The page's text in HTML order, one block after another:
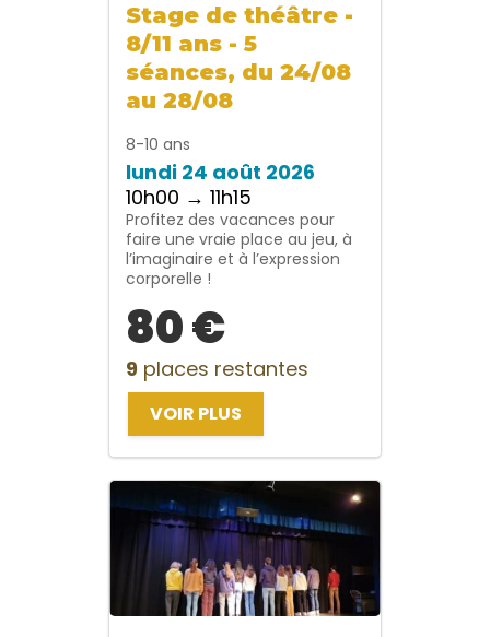
Stage de théâtre -
8/11 ans - 5
séances, du 24/08
au 28/08
8-10 ans
lundi 24 août 2026
10h00 → 11h15
Profitez des vacances pour
faire une vraie place au jeu, à
l’imaginaire et à l’expression
corporelle !
80 €
9 places restantes
VOIR PLUS